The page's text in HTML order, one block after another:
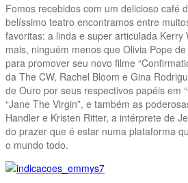
Fomos recebidos com um delicioso café
belíssimo teatro encontramos entre
favoritas: a linda e super articulada Kerry
mais, ninguém menos que Olivia Pope
para promover seu novo filme
da The CW, Rachel Bloom e Gina
de Ouro por seus respectivos papéis em
“Jane The Virgin”, e também as
Handler e Kristen Ritter, a intérprete de
do prazer que é estar numa plataforma
o mundo todo.